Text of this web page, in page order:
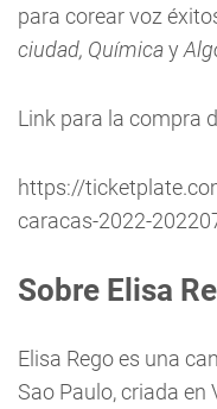
para corear voz
ciudad, Químicay
Link para la compra
https://
caracas-2022-
Sobre Elisa
Elisa Rego es una
Sao Paulo, criada en